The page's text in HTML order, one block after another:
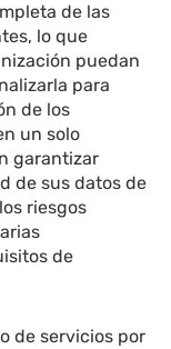
de las
lo que
puedan
para
de los
un solo
garantizar
de sus datos de
riesgos
de
de servicios por